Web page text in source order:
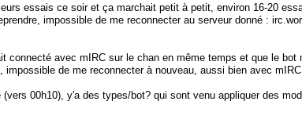
essais ce soir et ça marchait petit à petit, environ 16-20
impossible de me reconnecter au serveur donné :
connecté avec mIRC sur le chan en même temps et que le
de me reconnecter à nouveau, aussi bien avec mIRC
00h10), y'a des types/bot? qui sont venu appliquer des